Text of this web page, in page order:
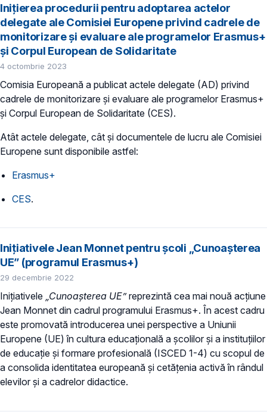
Inițierea procedurii pentru adoptarea actelor
delegate ale Comisiei Europene privind cadrele de
monitorizare și evaluare ale programelor Erasmus+
și Corpul European de Solidaritate
4 octombrie 2023
Comisia Europeană a publicat actele delegate (AD) privind
cadrele de monitorizare și evaluare ale programelor Erasmus+
și Corpul European de Solidaritate (CES).
Atât actele delegate, cât și documentele de lucru ale Comisiei
Europene sunt disponibile astfel:
Erasmus+
CES.
Inițiativele Jean Monnet pentru școli „Cunoașterea
UE” (programul Erasmus+)
29 decembrie 2022
Inițiativele „Cunoașterea UE”reprezintă cea mai nouă acțiune
Jean Monnet din cadrul programului Erasmus+. În acest cadru
este promovată introducerea unei perspective a Uniunii
Europene (UE) în cultura educațională a școlilor și a instituțiilor
de educație și formare profesională (ISCED 1-4) cu scopul de
a consolida identitatea europeană și cetățenia activă în rândul
elevilor și a cadrelor didactice.